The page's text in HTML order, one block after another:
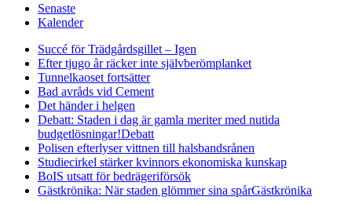
Senaste
Kalender
Succé för Trädgårdsgillet – Igen
Efter tjugo år räcker inte självberömplanket
Tunnelkaoset fortsätter
Bad avråds vid Cement
Det händer i helgen
Debatt: Staden i dag är gamla meriter med nutida
budgetlösningar!Debatt
Polisen efterlyser vittnen till halsbandsrånen
Studiecirkel stärker kvinnors ekonomiska kunskap
BoIS utsatt för bedrägeriförsök
Gästkrönika: När staden glömmer sina spårGästkrönika